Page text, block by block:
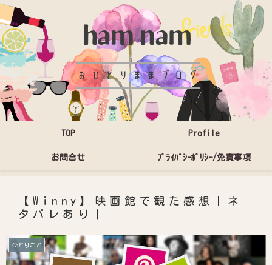
TOP Profile
お問合せ ﾌﾟﾗｲﾊﾞｼｰﾎﾟﾘｼｰ/免責事項
【Winny】映画館で観た感想｜ネ
タバレあり｜
ひとりごと